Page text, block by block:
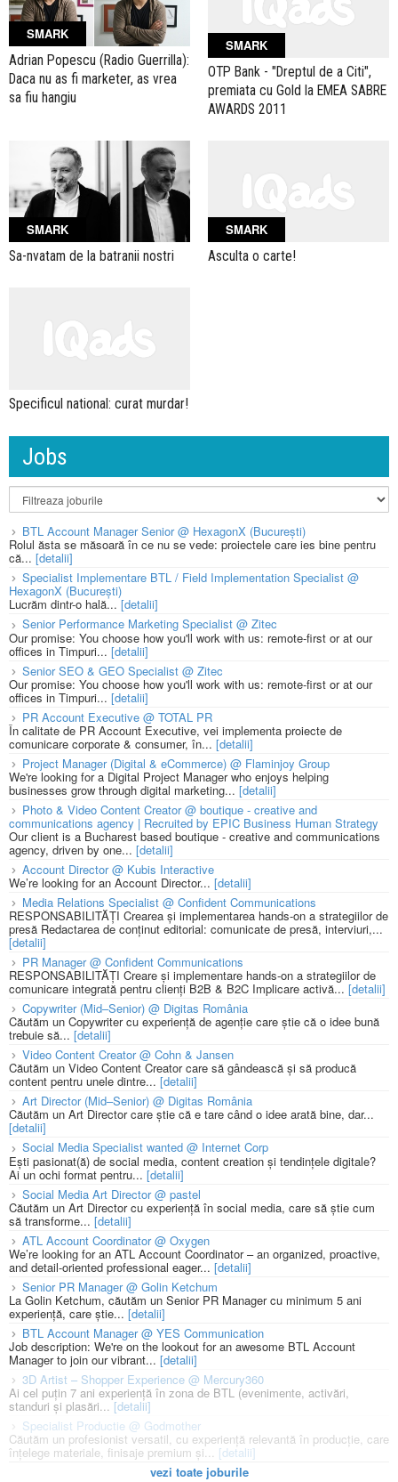
SMARK
Adrian Popescu (Radio Guerrilla):
Daca nu as fi marketer, as vrea
sa fiu hangiu
SMARK
OTP Bank - "Dreptul de a Citi",
premiata cu Gold la EMEA SABRE
AWARDS 2011
SMARK
Sa-nvatam de la batranii nostri
SMARK
Asculta o carte!
Specificul national: curat murdar!
Jobs
BTL Account Manager Senior @ HexagonX (București)
Rolul ăsta se măsoară în ce nu se vede: proiectele care ies bine pentru
că... [detalii]
Specialist Implementare BTL / Field Implementation Specialist @
HexagonX (București)
Lucrăm dintr-o hală... [detalii]
Senior Performance Marketing Specialist @ Zitec
Our promise: You choose how you'll work with us: remote-first or at our
offices in Timpuri... [detalii]
Senior SEO & GEO Specialist @ Zitec
Our promise: You choose how you'll work with us: remote-first or at our
offices in Timpuri... [detalii]
PR Account Executive @ TOTAL PR
În calitate de PR Account Executive, vei implementa proiecte de
comunicare corporate & consumer, în... [detalii]
Project Manager (Digital & eCommerce) @ Flaminjoy Group
We're looking for a Digital Project Manager who enjoys helping
businesses grow through digital marketing... [detalii]
Photo & Video Content Creator @ boutique - creative and
communications agency | Recruited by EPIC Business Human Strategy
Our client is a Bucharest based boutique - creative and communications
agency, driven by one... [detalii]
Account Director @ Kubis Interactive
We’re looking for an Account Director... [detalii]
Media Relations Specialist @ Confident Communications
RESPONSABILITĂȚI Crearea și implementarea hands-on a strategiilor de
presă Redactarea de conținut editorial: comunicate de presă, interviuri,...
[detalii]
PR Manager @ Confident Communications
RESPONSABILITĂȚI Creare și implementare hands-on a strategiilor de
comunicare integrată pentru clienți B2B & B2C Implicare activă... [detalii]
Copywriter (Mid–Senior) @ Digitas România
Căutăm un Copywriter cu experiență de agenție care știe că o idee bună
trebuie să... [detalii]
Video Content Creator @ Cohn & Jansen
Căutăm un Video Content Creator care să gândească și să producă
content pentru unele dintre... [detalii]
Art Director (Mid–Senior) @ Digitas România
Căutăm un Art Director care știe că e tare când o idee arată bine, dar...
[detalii]
Social Media Specialist wanted @ Internet Corp
Ești pasionat(ă) de social media, content creation și tendințele digitale?
Ai un ochi format pentru... [detalii]
Social Media Art Director @ pastel
Căutăm un Art Director cu experiență în social media, care să știe cum
să transforme... [detalii]
ATL Account Coordinator @ Oxygen
We’re looking for an ATL Account Coordinator – an organized, proactive,
and detail-oriented professional eager... [detalii]
Senior PR Manager @ Golin Ketchum
La Golin Ketchum, căutăm un Senior PR Manager cu minimum 5 ani
experiență, care știe... [detalii]
BTL Account Manager @ YES Communication
Job description: We're on the lookout for an awesome BTL Account
Manager to join our vibrant... [detalii]
3D Artist – Shopper Experience @ Mercury360
Ai cel puțin 7 ani experiență în zona de BTL (evenimente, activări,
standuri și plasări...[detalii]
Specialist Productie @ Godmother
Căutăm un profesionist versatil, cu experiență relevantă în producție, care
înțelege materiale, finisaje premium și... [detalii]
vezi toate joburile